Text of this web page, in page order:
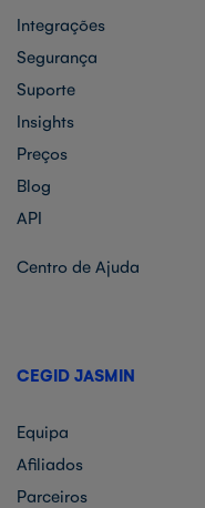
Integrações
Segurança
Suporte
Insights
Preços
Blog
API
Centro de Ajuda
CEGID JASMIN
Equipa
Afiliados
Parceiros